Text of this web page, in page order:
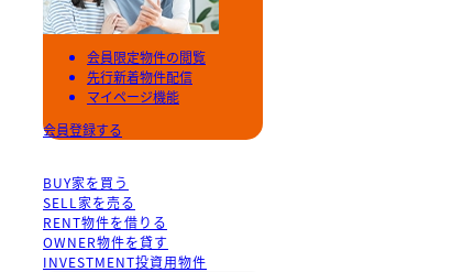
会員限定物件の閲覧
先行新着物件配信
マイページ機能
会員登録する
BUY家を買う
SELL 家を売る
RENT物件を借りる
OWNER物件を貸す
INVESTMENT投資用物件